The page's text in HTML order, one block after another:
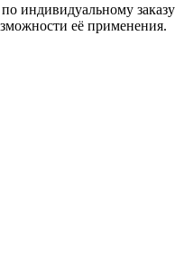
индивидуальному заказу
её применения.